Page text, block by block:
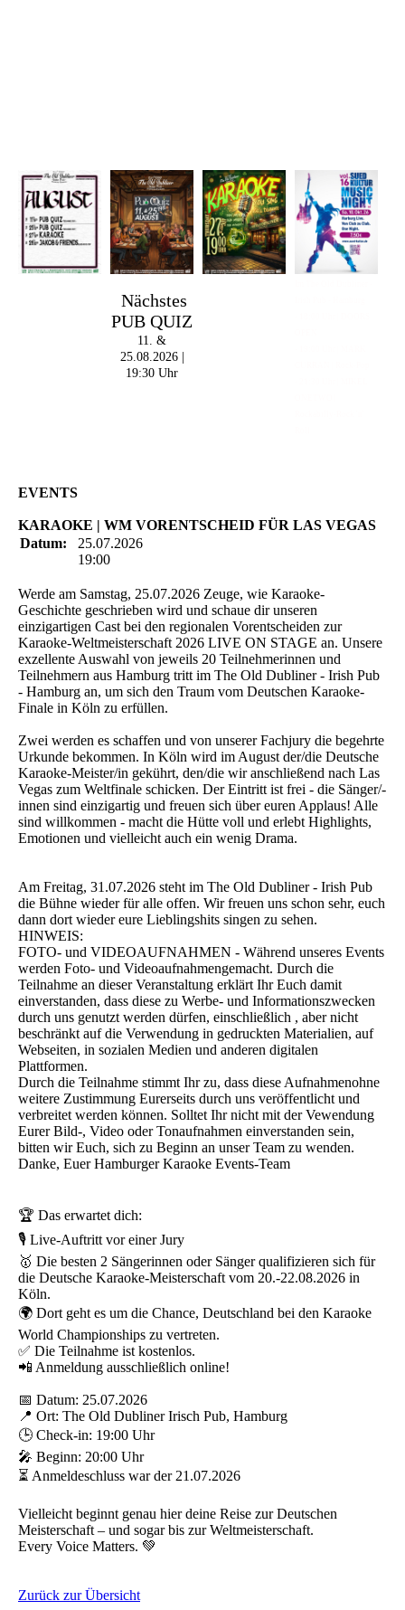
Nächstes
PUB QUIZ
11. &
25.08.2026 |
19:30 Uhr
EVENTS
KARAOKE | WM VORENTSCHEID FÜR LAS VEGAS
Datum:
25.07.2026
19:00
Werde am Samstag, 25.07.2026 Zeuge, wie Karaoke-
Geschichte geschrieben wird und schaue dir unseren
einzigartigen Cast bei den regionalen Vorentscheiden zur
Karaoke-Weltmeisterschaft 2026 LIVE ON STAGE an. Unsere
exzellente Auswahl von jeweils 20 Teilnehmerinnen und
Teilnehmern aus Hamburg tritt im The Old Dubliner - Irish Pub
- Hamburg an, um sich den Traum vom Deutschen Karaoke-
Finale in Köln zu erfüllen.
Zwei werden es schaffen und von unserer Fachjury die begehrte
Urkunde bekommen. In Köln wird im August der/die Deutsche
Karaoke-Meister/in gekührt, den/die wir anschließend nach Las
Vegas zum Weltfinale schicken. Der Eintritt ist frei - die Sänger/-
innen sind einzigartig und freuen sich über euren Applaus! Alle
sind willkommen - macht die Hütte voll und erlebt Highlights,
Emotionen und vielleicht auch ein wenig Drama.
Am Freitag, 31.07.2026 steht im The Old Dubliner - Irish Pub
die Bühne wieder für alle offen. Wir freuen uns schon sehr, euch
dann dort wieder eure Lieblingshits singen zu sehen.
HINWEIS:
FOTO- und VIDEOAUFNAHMEN - Während unseres Events
werden Foto- und Videoaufnahmengemacht. Durch die
Teilnahme an dieser Veranstaltung erklärt Ihr Euch damit
einverstanden, dass diese zu Werbe- und Informationszwecken
durch uns genutzt werden dürfen, einschließlich , aber nicht
beschränkt auf die Verwendung in gedruckten Materialien, auf
Webseiten, in sozialen Medien und anderen digitalen
Plattformen.
Durch die Teilnahme stimmt Ihr zu, dass diese Aufnahmenohne
weitere Zustimmung Eurerseits durch uns veröffentlicht und
verbreitet werden können. Solltet Ihr nicht mit der Vewendung
Eurer Bild-, Video oder Tonaufnahmen einverstanden sein,
bitten wir Euch, sich zu Beginn an unser Team zu wenden.
Danke, Euer Hamburger Karaoke Events-Team
🏆 Das erwartet dich:
🎙️ Live-Auftritt vor einer Jury
🥇 Die besten 2 Sängerinnen oder Sänger qualifizieren sich für
die Deutsche Karaoke-Meisterschaft vom 20.-22.08.2026 in
Köln.
🌍 Dort geht es um die Chance, Deutschland bei den Karaoke
World Championships zu vertreten.
✅ Die Teilnahme ist kostenlos.
📲 Anmeldung ausschließlich online!
📅 Datum: 25.07.2026
📍 Ort: The Old Dubliner Irisch Pub, Hamburg
🕒 Check-in: 19:00 Uhr
🎤 Beginn: 20:00 Uhr
⏳ Anmeldeschluss war der 21.07.2026
Vielleicht beginnt genau hier deine Reise zur Deutschen
Meisterschaft – und sogar bis zur Weltmeisterschaft.
Every Voice Matters. 💚
Zurück zur Übersicht